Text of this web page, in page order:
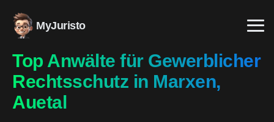
MyJuristo
Top Anwälte für Gewerblicher
Rechtsschutz in Marxen,
Auetal